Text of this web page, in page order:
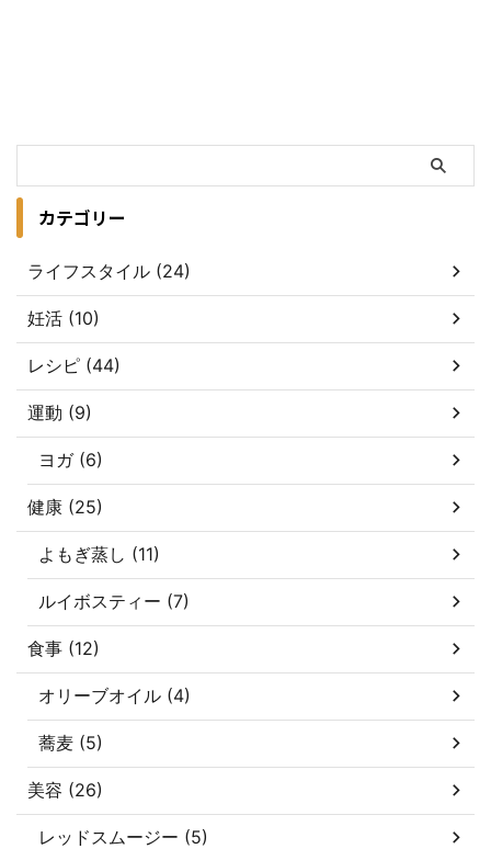
していて、動いても下着やお
しました！ 高いと言っても、
価格帯も様々！デザインもブ
ランドによって色々選べま
す！ あなたもお気に入りのヨ
ガ ...
「初めてヨガを習いたいけれ
ど、初心者の私にも無理なく
った、あなたの為のヨガを見
つけてみませんか！ そもそも
...
カテゴリー
ライフスタイル (24)
妊活 (10)
レシピ (44)
運動 (9)
ヨガ (6)
健康 (25)
よもぎ蒸し (11)
ルイボスティー (7)
食事 (12)
オリーブオイル (4)
蕎麦 (5)
美容 (26)
レッドスムージー (5)